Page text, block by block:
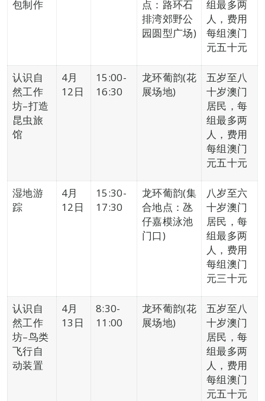
包制作
点：路环石
排湾郊野公
园圆型广场)
组最多两
人，费用
每组澳门
元五十元
认识自
然工作
坊–打造
昆虫旅
馆
4月
12日
15:00-
16:30
龙环葡韵(花
展场地)
五岁至八
十岁澳门
居民，每
组最多两
人，费用
每组澳门
元五十元
湿地游
踪
4月
12日
15:30-
17:30
龙环葡韵(集
合地点：氹
仔嘉模泳池
门口)
八岁至六
十岁澳门
居民，每
组最多两
人，费用
每组澳门
元三十元
认识自
然工作
坊–鸟类
飞行自
动装置
4月
13日
8:30-
11:00
龙环葡韵(花
展场地)
五岁至八
十岁澳门
居民，每
组最多两
人，费用
每组澳门
元五十元